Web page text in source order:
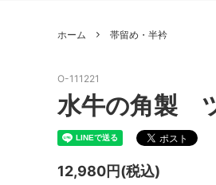
風呂敷
ホーム 帯留め・半衿
O-111221
水牛の角製
12,980円(税込)